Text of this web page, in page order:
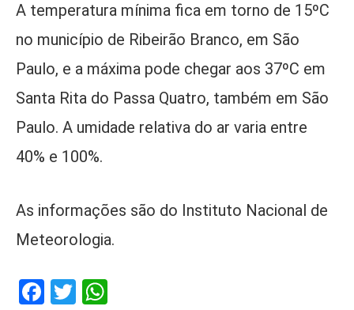
A temperatura mínima fica em torno de 15ºC
no município de Ribeirão Branco, em São
Paulo, e a máxima pode chegar aos 37ºC em
Santa Rita do Passa Quatro, também em São
Paulo. A umidade relativa do ar varia entre
40% e 100%.
As informações são do Instituto Nacional de
Meteorologia.
Facebook
Twitter